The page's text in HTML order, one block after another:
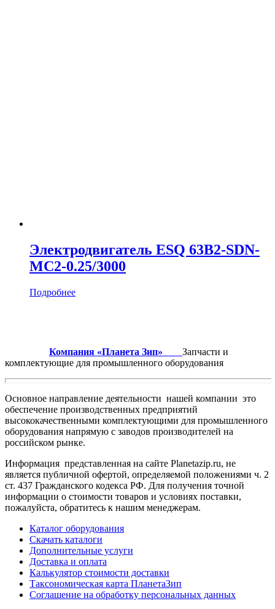
Электродвигатель ESQ 63B2-SDN-
MC2-0.25/3000
Подробнее
Компания «Планета Зип» Запчасти и
комплектующие для промышленного оборудования
Основное направление деятельности нашей компании это
обеспечение производственных предприятий
высококачественными комплектующими для промышленного
оборудования напрямую с заводов производителей на
российском рынке.
Информация представленная на сайте Planetazip.ru, не
является публичной офертой, определяемой положениями ч. 2
ст. 437 Гражданского кодекса РФ. Для получения точной
информации о стоимости товаров и условиях поставки,
пожалуйста, обратитесь к нашим менеджерам.
Каталог оборудования
Скачать каталоги
Дополнительные услуги
Доставка и оплата
Калькулятор стоимости доставки
Таксономическая карта ПланетаЗип
Соглашение на обработку персональных данных